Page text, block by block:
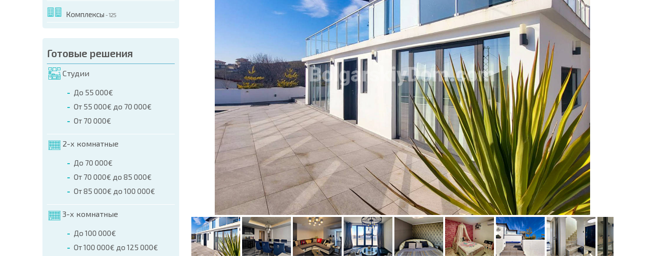
Комплексы - 125
Готовые решения
Студии
До 55 000€
От 55 000€ до 70 000€
От 70 000€
2-х комнатные
До 70 000€
От 70 000€ до 85 000€
От 85 000€ до 100 000€
3-х комнатные
До 100 000€
От 100 000€ до 125 000€
ЭТОГО ОБЪЕКТА
телефонам:
+359 8 9797 99 03